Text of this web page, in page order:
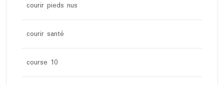
courir pieds nus
courir santé
course 10